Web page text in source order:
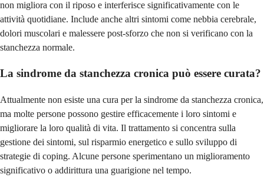
non migliora con il riposo e interferisce significativamente con le
attività quotidiane. Include anche altri sintomi come nebbia cerebrale,
dolori muscolari e malessere post-sforzo che non si verificano con la
stanchezza normale.
La sindrome da stanchezza cronica può essere curata?
Attualmente non esiste una cura per la sindrome da stanchezza cronica,
ma molte persone possono gestire efficacemente i loro sintomi e
migliorare la loro qualità di vita. Il trattamento si concentra sulla
gestione dei sintomi, sul risparmio energetico e sullo sviluppo di
strategie di coping. Alcune persone sperimentano un miglioramento
significativo o addirittura una guarigione nel tempo.